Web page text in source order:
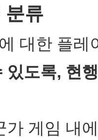
류
대한 플
있도록, 현
가 게임 내